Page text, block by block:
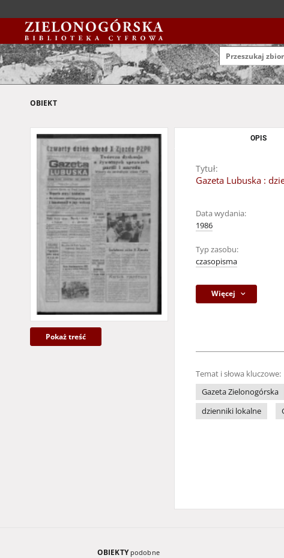
OBIEKT
Pokaż treść
OPIS
Tytuł:
Gazeta Lubuska :
Data wydania:
1986
Typ zasobu:
czasopisma
Więcej
Temat i słowa kluczowe:
Gazeta Zielonogórska
dzienniki lokalne
OBIEKTY podobne